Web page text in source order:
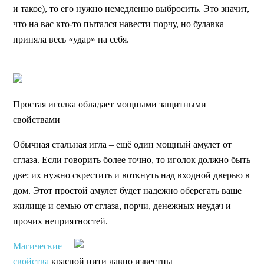
и такое), то его нужно немедленно выбросить. Это значит,
что на вас кто-то пытался навести порчу, но булавка
приняла весь «удар» на себя.
Простая иголка обладает мощными защитными
свойствами
Обычная стальная игла – ещё один мощный амулет от
сглаза. Если говорить более точно, то иголок должно быть
две: их нужно скрестить и воткнуть над входной дверью в
дом. Этот простой амулет будет надежно оберегать ваше
жилище и семью от сглаза, порчи, денежных неудач и
прочих неприятностей.
Магические
свойства красной нити давно известны